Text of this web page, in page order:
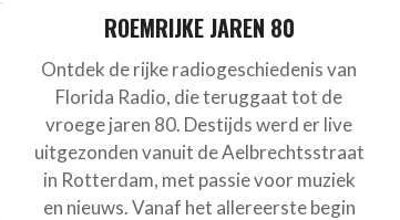
ROEMRIJKE JAREN 80
Ontdek de rijke radiogeschiedenis van
Florida Radio, die teruggaat tot de
vroege jaren 80. Destijds werd er live
uitgezonden vanuit de Aelbrechtsstraat
in Rotterdam, met passie voor muziek
en nieuws. Vanaf het allereerste begin